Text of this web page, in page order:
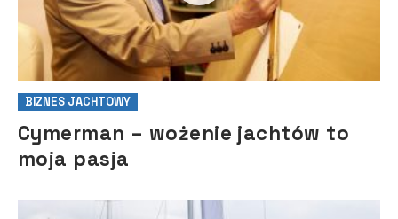
BIZNES JACHTOWY
Cymerman – wożenie jachtów to
moja pasja